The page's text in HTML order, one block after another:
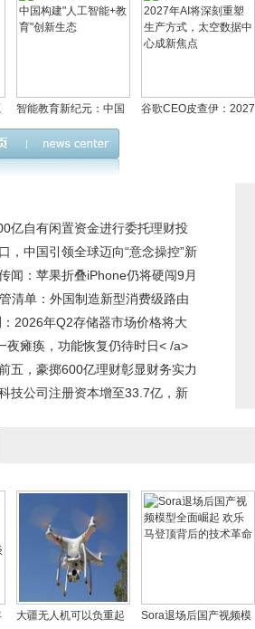
智能教育新纪元：中国
构建"人工智能+教育"创
谷歌CEO皮查伊：2027
亿自有闲置资金进行委托理财投
，中国引领全球迈向“意念操控”新
闻：苹果折叠iPhone仍将硬闯9月
清单：外国制造新型消费级路由
2026年Q2存储器市场价格将大
心成主要推手< /a>
夜瘫痪，功能恢复仍待时日< /a>
五，豪掷600亿理财彰显财务实力
技公司注册资本增至33.7亿，新
大疆无人机可以负重起 Sora退场后国产视频模